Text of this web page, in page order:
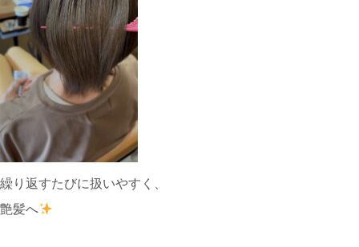
繰り返すたびに扱いやすく、
艶髪へ